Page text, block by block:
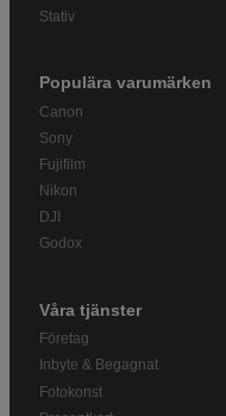
Stativ
Populära varumärken
Canon
Sony
Fujifilm
Nikon
DJI
Godox
Våra tjänster
Företag
Inbyte & Begagnat
Fotokonst